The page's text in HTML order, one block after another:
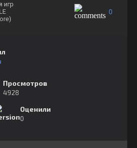
игр
0
Просмотров
4928
Оценили
0